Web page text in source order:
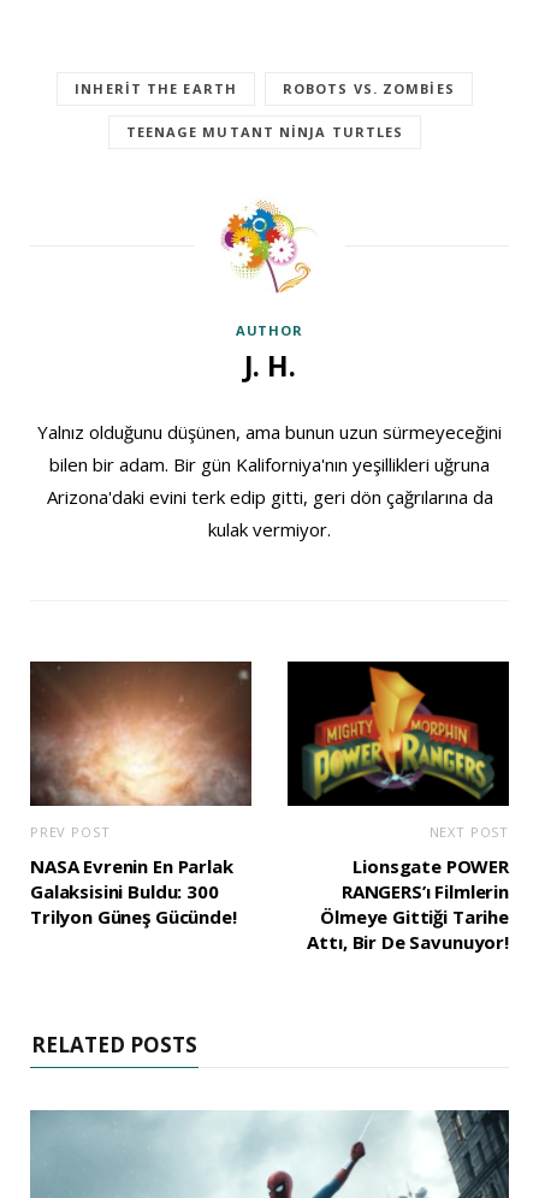
INHERIT THE EARTH ROBOTS VS. ZOMBIES
TEENAGE MUTANT NINJA TURTLES
AUTHOR
J. H.
Yalnız olduğunu düşünen, ama bunun uzun sürmeyeceğini
bilen bir adam. Bir gün Kaliforniya'nın yeşillikleri uğruna
Arizona'daki evini terk edip gitti, geri dön çağrılarına da
kulak vermiyor.
PREV POST
NASA Evrenin En Parlak
Galaksisini Buldu: 300
Trilyon Güneş Gücünde!
NEXT POST
Lionsgate POWER
RANGERS’ı Filmlerin
Ölmeye Gittiği Tarihe
Attı, Bir De Savunuyor!
RELATED POSTS